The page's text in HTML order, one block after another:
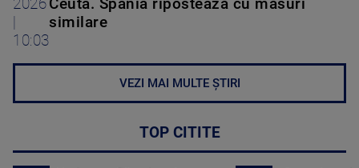
2026
10:03
Ceuta. Spania ripostează cu măsuri
similare
VEZI MAI MULTE ȘTIRI
TOP CITITE